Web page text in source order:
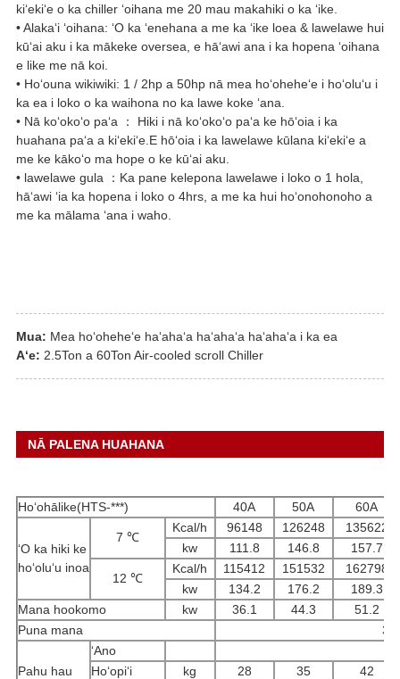
kiʻekiʻe o ka chiller ʻoihana me 20 mau makahiki o ka ʻike.
• Alakaʻi ʻoihana: ʻO ka ʻenehana a me ka ʻike loea & lawelawe hui
kūʻai aku i ka mākeke oversea, e hāʻawi ana i ka hopena ʻoihana
e like me nā koi.
• Hoʻouna wikiwiki: 1 / 2hp a 50hp nā mea hoʻoheheʻe i hoʻoluʻu i
ka ea i loko o ka waihona no ka lawe koke ʻana.
• Nā koʻokoʻo paʻa ： Hiki i nā koʻokoʻo paʻa ke hōʻoia i ka
huahana paʻa a kiʻekiʻe.E hōʻoia i ka lawelawe kūlana kiʻekiʻe a
me ke kākoʻo ma hope o ke kūʻai aku.
• lawelawe gula ：Ka pane kelepona lawelawe i loko o 1 hola,
hāʻawi ʻia ka hopena i loko o 4hrs, a me ka hui hoʻonohonoho a
me ka mālama ʻana i waho.
Mua: Mea hoʻoheheʻe haʻahaʻa haʻahaʻa haʻahaʻa i ka ea
Aʻe: 2.5Ton a 60Ton Air-cooled scroll Chiller
NĀ PALENA HUAHANA
Hoʻohālike(HTS-***) 40A 50A 60A
ʻO ka hiki ke
hoʻoluʻu inoa
7 ℃
Kcal/h 96148 126248
135622
kw
111.8 146.8 157.7
12 ℃
Kcal/h 115412 151532
162798
kw
134.2 176.2
189.3
Mana hookomo
kw 36.1 44.3
51.2
Puna mana
Pahu hau
ʻAno
Hoʻopiʻi
kg 28 35
42